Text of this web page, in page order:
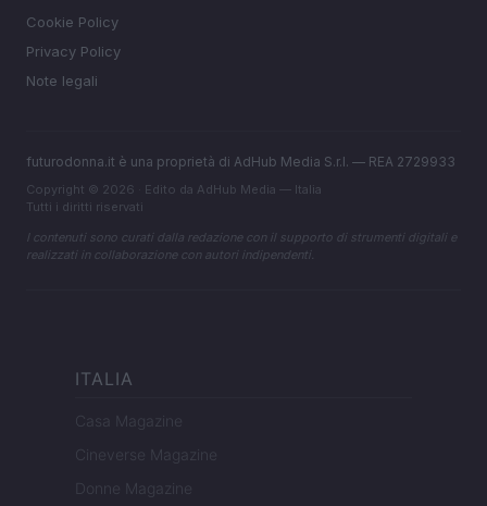
Cookie Policy
Privacy Policy
Note legali
futurodonna.it è una proprietà di AdHub Media S.r.l. — REA 2729933
Copyright © 2026 · Edito da AdHub Media — Italia
Tutti i diritti riservati
I contenuti sono curati dalla redazione con il supporto di strumenti digitali e
realizzati in collaborazione con autori indipendenti.
ITALIA
Casa Magazine
Cineverse Magazine
Donne Magazine